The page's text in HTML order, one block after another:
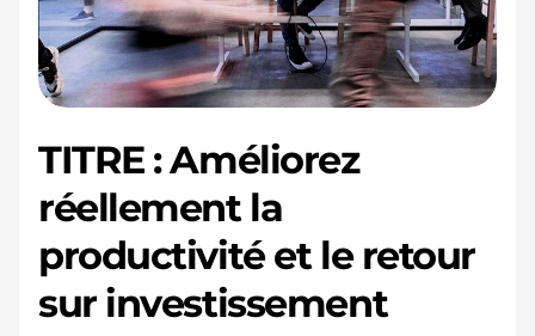
TITRE : Améliorez
réellement la
productivité et le retour
sur investissement